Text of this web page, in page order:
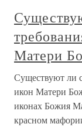
Матери
Существуют ли
икон Матери
иконах Божия
красном